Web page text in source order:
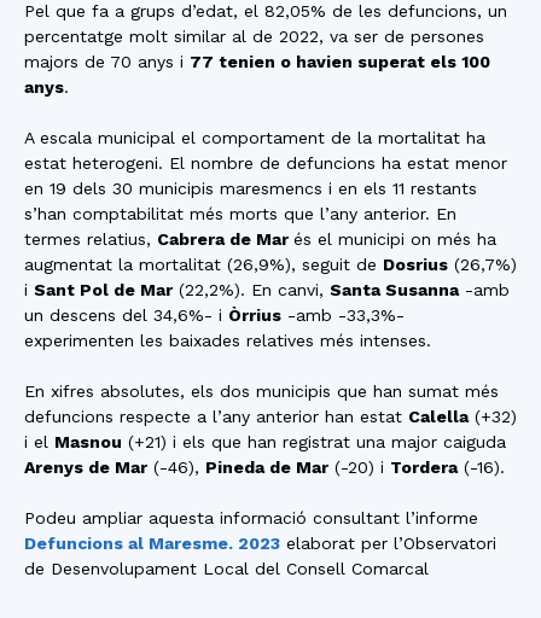
Pel que fa a grups d’edat, el 82,05% de les defuncions, un
percentatge molt similar al de 2022, va ser de persones
majors de 70 anys i 77 tenien o havien superat els 100
anys.
A escala municipal el comportament de la mortalitat ha
estat heterogeni. El nombre de defuncions ha estat menor
en 19 dels 30 municipis maresmencs i en els 11 restants
s’han comptabilitat més morts que l’any anterior. En
termes relatius, Cabrera de Mar és el municipi on més ha
augmentat la mortalitat (26,9%), seguit de Dosrius (26,7%)
i Sant Pol de Mar (22,2%). En canvi, Santa Susanna-amb
un descens del 34,6%- i Òrrius -amb -33,3%-
experimenten les baixades relatives més intenses.
En xifres absolutes, els dos municipis que han sumat més
defuncions respecte a l’any anterior han estat Calella(+32)
i el Masnou (+21) i els que han registrat una major caiguda
Arenys de Mar (-46), Pineda de Mar (-20) i Tordera(-16).
Podeu ampliar aquesta informació consultant l’informe
Defuncions al Maresme. 2023 elaborat per l’Observatori
de Desenvolupament Local del Consell Comarcal